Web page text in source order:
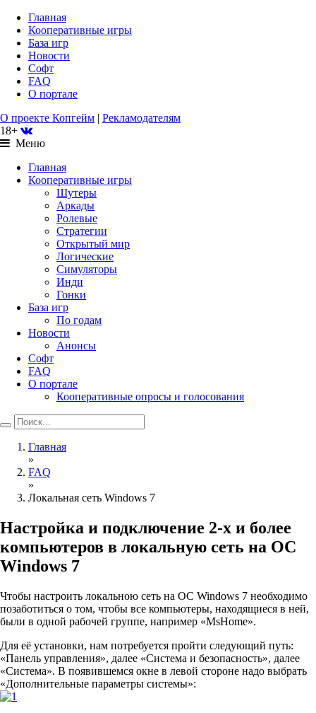
Главная
Кооперативные игры
База игр
Новости
Софт
FAQ
О портале
О проекте Копгейм | Рекламодателям
18+
Меню
Главная
Кооперативные игры
Шутеры
Аркады
Ролевые
Стратегии
Открытый мир
Логические
Симуляторы
Инди
Гонки
База игр
По годам
Новости
Анонсы
Софт
FAQ
О портале
Кооперативные опросы и голосования
Главная
»
FAQ
»
Локальная сеть Windows 7
Настройка и подключение 2-х и более
компьютеров в локальную сеть на OC
Windows 7
Чтобы настроить локальною сеть на ОС Windows 7 необходимо
позаботиться о том, чтобы все компьютеры, находящиеся в ней,
были в одной рабочей группе, например «MsHome».
Для её установки, нам потребуется пройти следующий путь:
«Панель управления», далее «Система и безопасность», далее
«Система». В появившемся окне в левой стороне надо выбрать
«Дополнительные параметры системы»: